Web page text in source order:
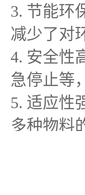
3. 节能环
减少了对
4. 安全性
急停止等
5. 适应性
多种物料